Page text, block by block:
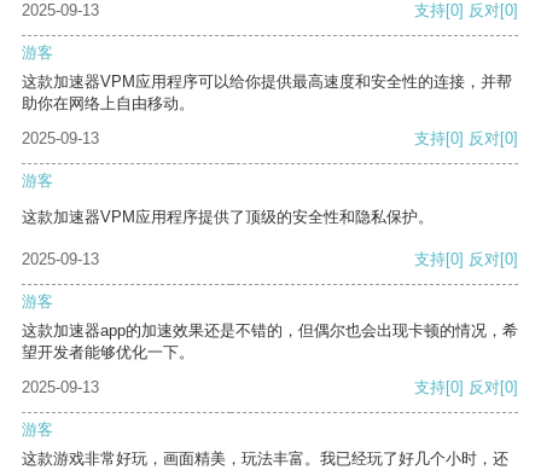
2025-09-13
支持[0] 反对[0]
游客
这款加速器VPM应用程序可以给你提供最高速度和安全性的连接，并帮
助你在网络上自由移动。
2025-09-13
支持[0] 反对[0]
游客
这款加速器VPM应用程序提供了顶级的安全性和隐私保护。
2025-09-13 支持[0] 反对[0]
游客
这款加速器app的加速效果还是不错的，但偶尔也会出现卡顿的情况，希
望开发者能够优化一下。
2025-09-13
支持[0] 反对[0]
游客
这款游戏非常好玩，画面精美，玩法丰富。我已经玩了好几个小时，还